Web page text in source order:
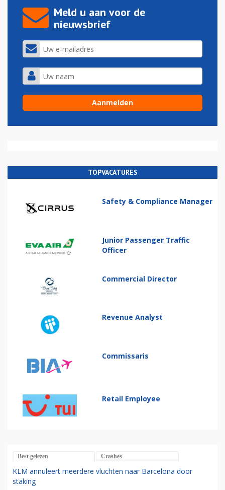
Meld u aan voor de
nieuwsbrief
TOPVACATURES
Safety & Compliance Manager
Junior Passenger Traffic
Officer
Commercial Director
Revenue Analyst
Commissaris
Retail Employee
Best gelezen Crashes
KLM annuleert meerdere vluchten naar Barcelona door
staking